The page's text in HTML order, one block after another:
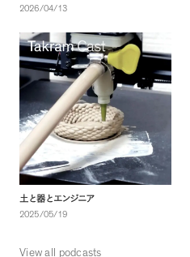
2026/04/13
土と器とエンジニア
2025/05/19
View all podcasts